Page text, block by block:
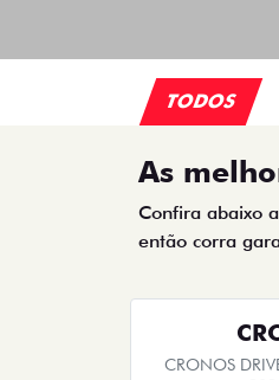
TODOS
As
Confira abaixo
então corra
CRONOS